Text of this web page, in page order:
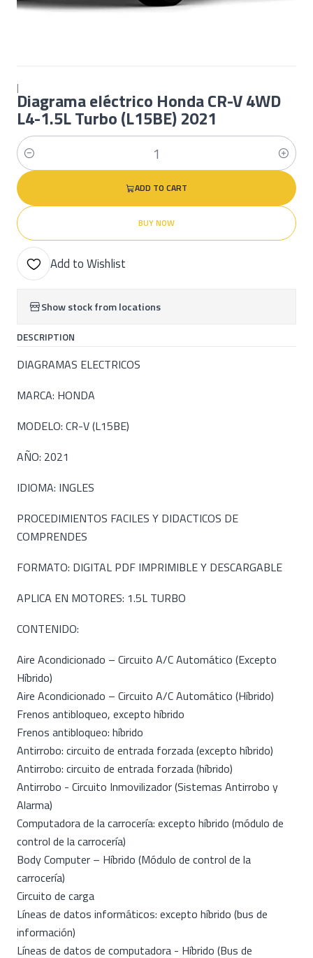
|
Diagrama eléctrico Honda CR-V 4WD
L4-1.5L Turbo (L15BE) 2021
Quantity
ADD TO CART
BUY NOW
Add to Wishlist
Show stock from locations
DESCRIPTION
DIAGRAMAS ELECTRICOS
MARCA: HONDA
MODELO: CR-V (L15BE)
AÑO: 2021
IDIOMA: INGLES
PROCEDIMIENTOS FACILES Y DIDACTICOS DE
COMPRENDES
FORMATO: DIGITAL PDF IMPRIMIBLE Y DESCARGABLE
APLICA EN MOTORES: 1.5L TURBO
CONTENIDO:
Aire Acondicionado – Circuito A/C Automático (Excepto
Híbrido)
Aire Acondicionado – Circuito A/C Automático (Híbrido)
Frenos antibloqueo, excepto híbrido
Frenos antibloqueo: híbrido
Antirrobo: circuito de entrada forzada (excepto híbrido)
Antirrobo: circuito de entrada forzada (híbrido)
Antirrobo - Circuito Inmovilizador (Sistemas Antirrobo y
Alarma)
Computadora de la carrocería: excepto híbrido (módulo de
control de la carrocería)
Body Computer – Híbrido (Módulo de control de la
carrocería)
Circuito de carga
Líneas de datos informáticos: excepto híbrido (bus de
información)
Líneas de datos de computadora - Híbrido (Bus de